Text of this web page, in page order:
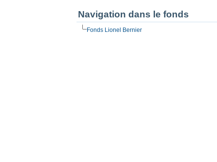
Navigation dans le fonds
Fonds Lionel Bernier